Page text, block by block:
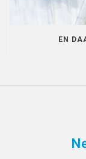
EN